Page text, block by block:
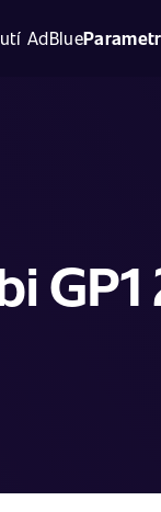
AdBlue